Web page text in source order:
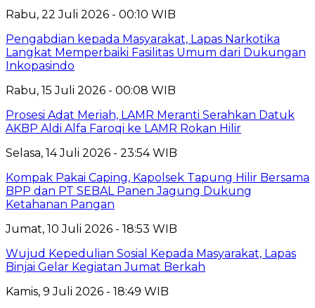
Rabu, 22 Juli 2026 - 00:10 WIB
Pengabdian kepada Masyarakat, Lapas Narkotika
Langkat Memperbaiki Fasilitas Umum dari Dukungan
Inkopasindo
Rabu, 15 Juli 2026 - 00:08 WIB
Prosesi Adat Meriah, LAMR Meranti Serahkan Datuk
AKBP Aldi Alfa Faroqi ke LAMR Rokan Hilir
Selasa, 14 Juli 2026 - 23:54 WIB
Kompak Pakai Caping, Kapolsek Tapung Hilir Bersama
BPP dan PT SEBAL Panen Jagung Dukung
Ketahanan Pangan
Jumat, 10 Juli 2026 - 18:53 WIB
Wujud Kepedulian Sosial Kepada Masyarakat, Lapas
Binjai Gelar Kegiatan Jumat Berkah
Kamis, 9 Juli 2026 - 18:49 WIB